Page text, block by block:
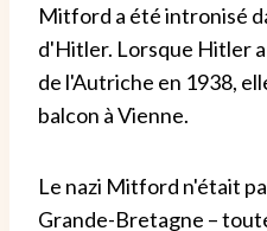
Mitford a été intronisé
d'Hitler. Lorsque Hitler
de l'Autriche en 1938,
balcon à Vienne.
Le nazi Mitford n'était
Grande-Bretagne –